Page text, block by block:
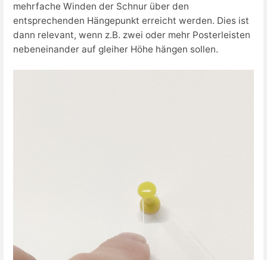
mehrfache Winden der Schnur über den
entsprechenden Hängepunkt erreicht werden. Dies ist
dann relevant, wenn z.B. zwei oder mehr Posterleisten
nebeneinander auf gleiher Höhe hängen sollen.